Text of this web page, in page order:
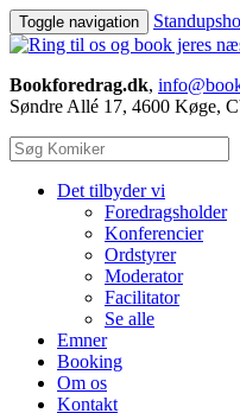
Toggle navigation Standup
Bookforedrag.dk,
Søndre Allé 17, 4600 Køge,
Det tilbyder vi
Foredragsholder
Konferencier
Ordstyrer
Moderator
Facilitator
Se alle
Emner
Booking
Om os
Kontakt